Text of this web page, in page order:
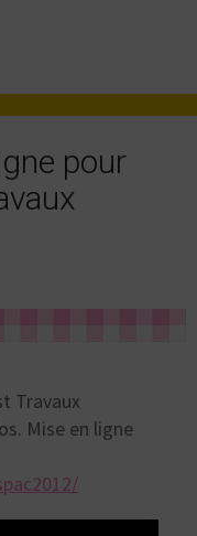
pour
Travaux
Mise en ligne